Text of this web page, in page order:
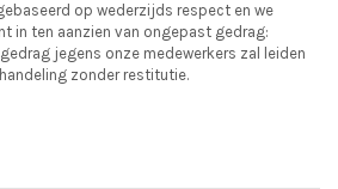
op wederzijds respect en we
in ten aanzien van ongepast gedrag:
jegens onze medewerkers zal leiden
zonder restitutie.